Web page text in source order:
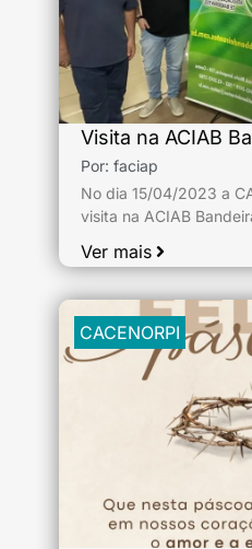
Visita na ACIAB
Por: faciap
No dia 15/04/2023 a
visita na ACIAB
Ver mais
CACENORPI